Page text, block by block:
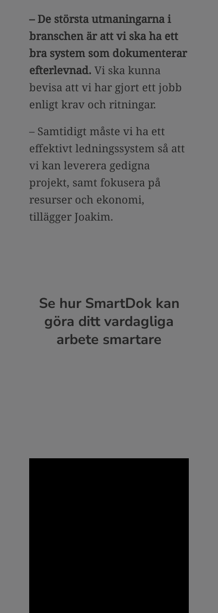
– De största utmaningarna i
branschen är att vi ska ha ett
bra system som dokumenterar
efterlevnad. Vi ska kunna
bevisa att vi har gjort ett jobb
enligt krav och ritningar.
– Samtidigt måste vi ha ett
effektivt ledningssystem så att
vi kan leverera gedigna
projekt, samt fokusera på
resurser och ekonomi,
tillägger Joakim.
Se hur SmartDok kan
göra ditt vardagliga
arbete smartare